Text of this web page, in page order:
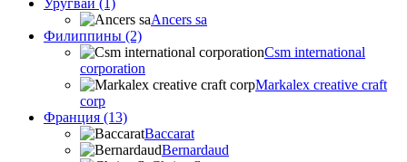
Уругвай (1)
Ancers sa
Филиппины (2)
Csm international
corporation
Markalex creative craft
corp
Франция (13)
Baccarat
Bernardaud